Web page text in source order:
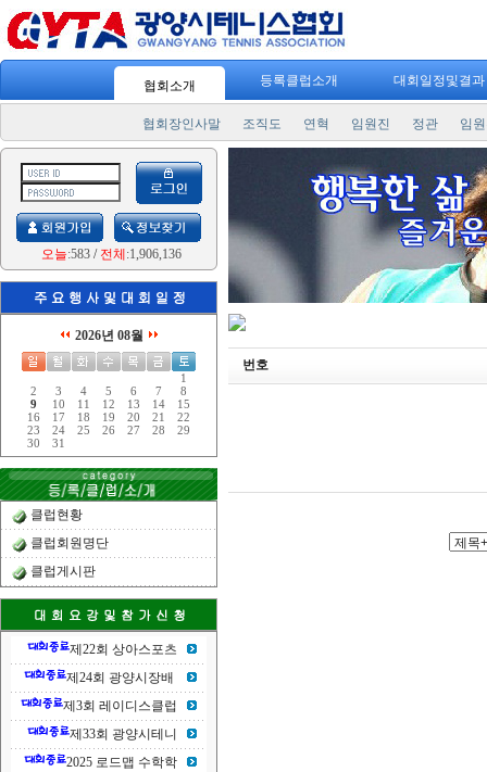
협회소개 등록클럽소개 대회일정및결
협회장인사말 조직도 연혁 임원진 정관 임
오늘:583 / 전체 :1,906,136
2026년 08월
1
2
3 4 5 6 7
8
9
10 11 12 13 14
15
16
17 18 19 20 21
22
23
24 25 26 27 28
29
30
31
클럽현황
클럽회원명단
클럽게시판
제22회 상아스포츠
제24회 광양시장배
제3회 레이디스클럽
제33회 광양시테니
2025 로드맵 수학학
번호